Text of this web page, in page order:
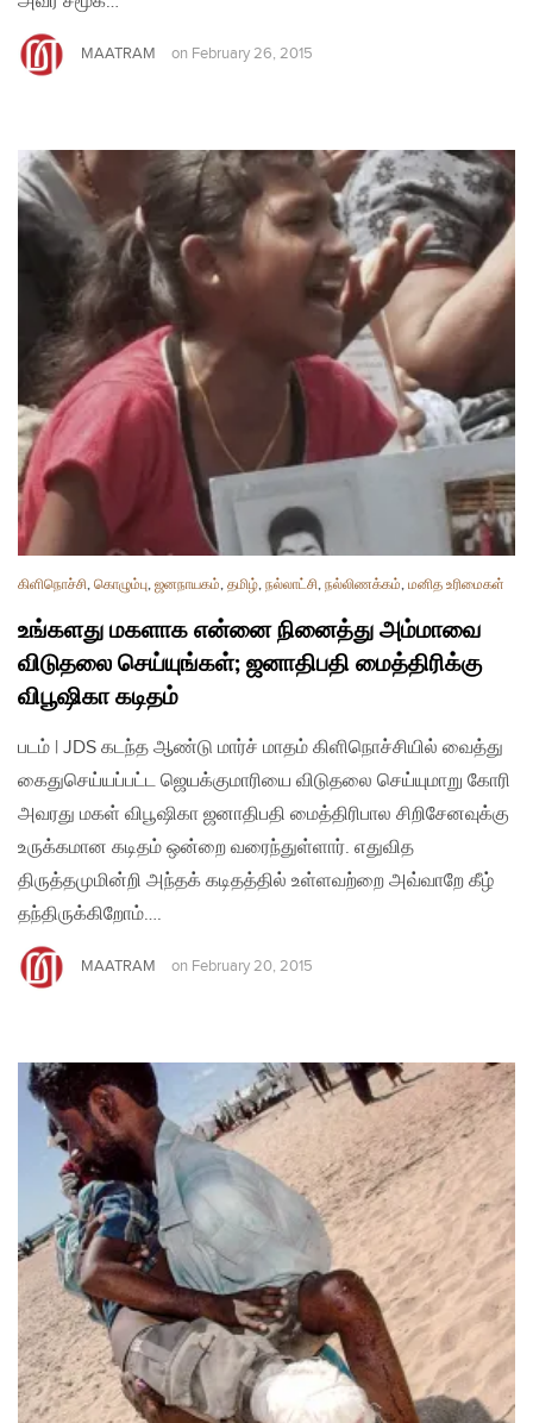
MAATRAM on February 26, 2015
கிளிநொச்சி, கொழும்பு, ஜனநாயகம், தமிழ், நல்லாட்சி, நல்லிணக்கம், மனித உரிமைகள்
உங்களது மகளாக என்னை நினைத்து அம்மாவை
விடுதலை செய்யுங்கள்; ஜனாதிபதி மைத்திரிக்கு
விபூஷிகா கடிதம்
படம் | JDS கடந்த ஆண்டு மார்ச் மாதம் கிளிநொச்சியில் வைத்து
கைதுசெய்யப்பட்ட ஜெயக்குமாரியை விடுதலை செய்யுமாறு கோரி
அவரது மகள் விபூஷிகா ஜனாதிபதி மைத்திரிபால சிறிசேனவுக்கு
உருக்கமான கடிதம் ஒன்றை வரைந்துள்ளார். எதுவித
திருத்தமுமின்றி அந்தக் கடிதத்தில் உள்ளவற்றை அவ்வாறே கீழ்
தந்திருக்கிறோம்….
MAATRAM on February 20, 2015